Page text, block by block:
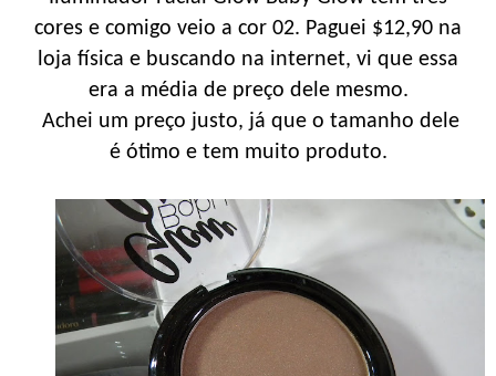
cores e comigo veio a cor 02. Paguei $12,90 na
loja física e buscando na internet, vi que essa
era a média de preço dele mesmo.
Achei um preço justo, já que o tamanho dele
é ótimo e tem muito produto.